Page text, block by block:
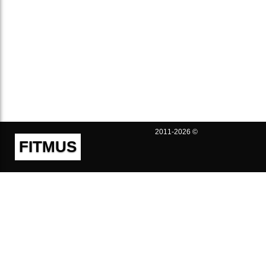
FITMUS
2011-2026 ©